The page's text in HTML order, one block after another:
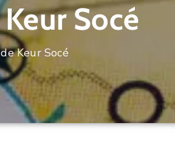
Socé
Keur Socé